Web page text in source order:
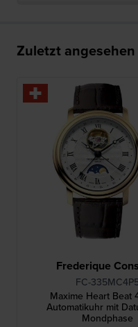
Zuletzt angesehen
Frederique
FC-
Maxime Heart Beat
Automatikuhr mit
Mondphase